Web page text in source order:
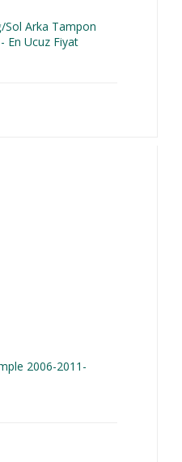
Sol Arka Tampon
En Ucuz Fiyat
2006-2011-